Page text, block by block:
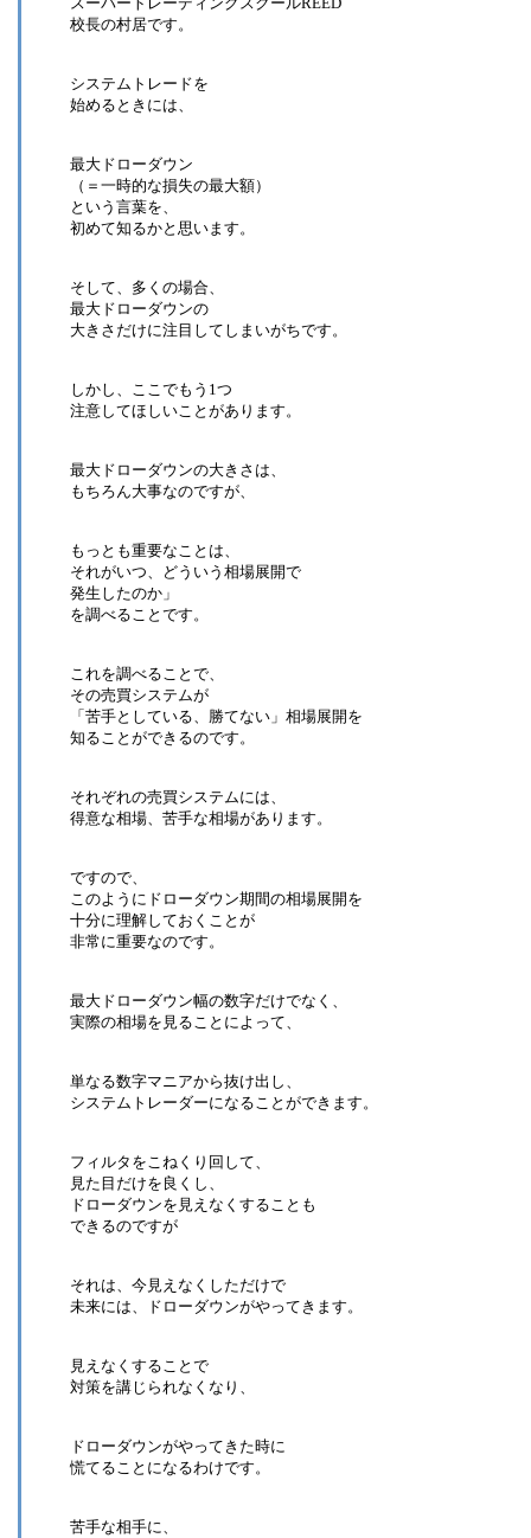
校長の村居です。
システムトレードを
始めるときには、
最大ドローダウン
（＝一時的な損失の最大額）
という言葉を、
初めて知るかと思います。
そして、多くの場合、
最大ドローダウンの
大きさだけに注目してしまいがちです。
しかし、ここでもう1つ
注意してほしいことがあります。
最大ドローダウンの大きさは、
もちろん大事なのですが、
もっとも重要なことは、
それがいつ、どういう相場展開で
発生したのか」
を調べることです。
これを調べることで、
その売買システムが
「苦手としている、勝てない」相場展開を
知ることができるのです。
それぞれの売買システムには、
得意な相場、苦手な相場があります。
ですので、
このようにドローダウン期間の相場展開を
十分に理解しておくことが
非常に重要なのです。
最大ドローダウン幅の数字だけでなく、
実際の相場を見ることによって、
単なる数字マニアから抜け出し、
システムトレーダーになることができます。
フィルタをこねくり回して、
見た目だけを良くし、
ドローダウンを見えなくすることも
できるのですが
それは、今見えなくしただけで
未来には、ドローダウンがやってきます。
見えなくすることで
対策を講じられなくなり、
ドローダウンがやってきた時に
慌てることになるわけです。
苦手な相手に、